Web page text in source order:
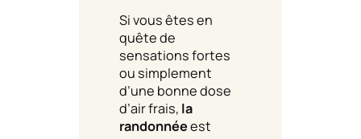
Si vous êtes en
quête de
sensations fortes
ou simplement
d’une bonne dose
d’air frais, la
randonnéeest